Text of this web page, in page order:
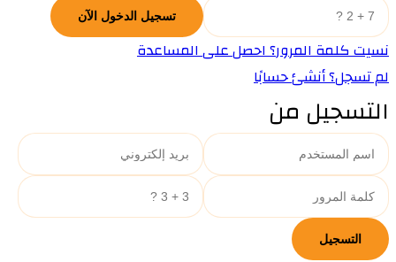
نسيت كلمة المرور؟ احصل على المساعدة
لم تسجل؟ أنشئ حسابًا
التسجيل من